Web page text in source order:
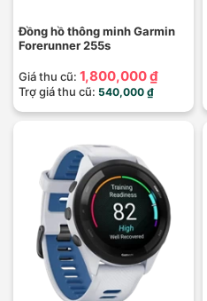
Đồng hồ thông minh Garmin
Forerunner 255s
Giá thu cũ: 1,800,000 ₫
Trợ giá thu cũ: 540,000 ₫